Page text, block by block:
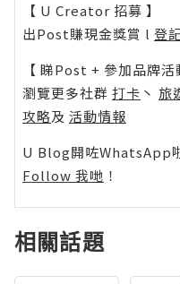
【 U Creator 招募 】
出Post賺現金獎賞 l 登
【 睇Post + 參加品牌活
瀏覽更多社群 打卡 丶 旅
攻略及 活動情報
U Blog開咗WhatsApp
Follow 我哋 ！
相關話題